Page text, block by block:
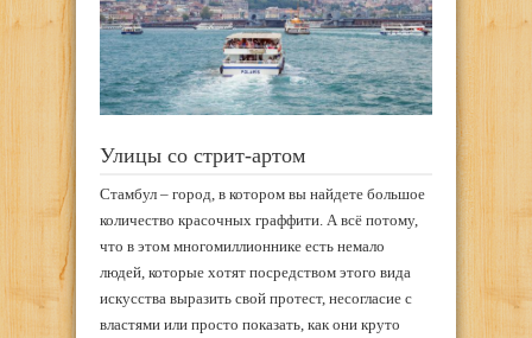
Улицы со стрит-артом
Стамбул – город, в котором вы найдете большое
количество красочных граффити. А всё потому,
что в этом многомиллионнике есть немало
людей, которые хотят посредством этого вида
искусства выразить свой протест, несогласие с
властями или просто показать, как они круто